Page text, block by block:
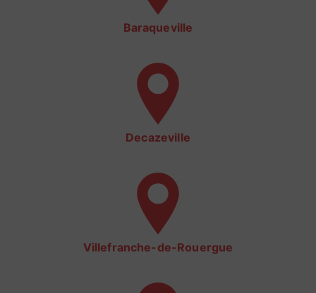
Baraqueville
Decazeville
Villefranche-de-Rouergue